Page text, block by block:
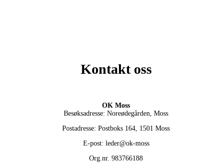
Kontakt oss
OK Moss
Besøksadresse: Noreødegården, Moss
Postadresse: Postboks 164, 1501 Moss
E-post: leder@ok-moss
Org.nr. 983766188